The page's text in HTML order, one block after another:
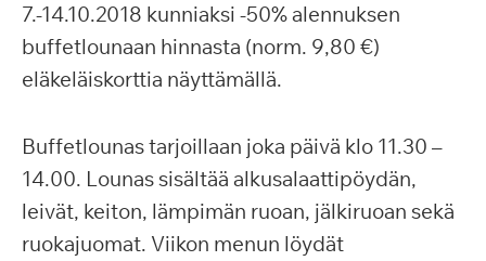
7.-14.10.2018 kunniaksi -50% alennuksen
buffetlounaan hinnasta (norm. 9,80 €)
eläkeläiskorttia näyttämällä.
Buffetlounas tarjoillaan joka päivä klo 11.30 –
14.00. Lounas sisältää alkusalaattipöydän,
leivät, keiton, lämpimän ruoan, jälkiruoan sekä
ruokajuomat. Viikon menun löydät